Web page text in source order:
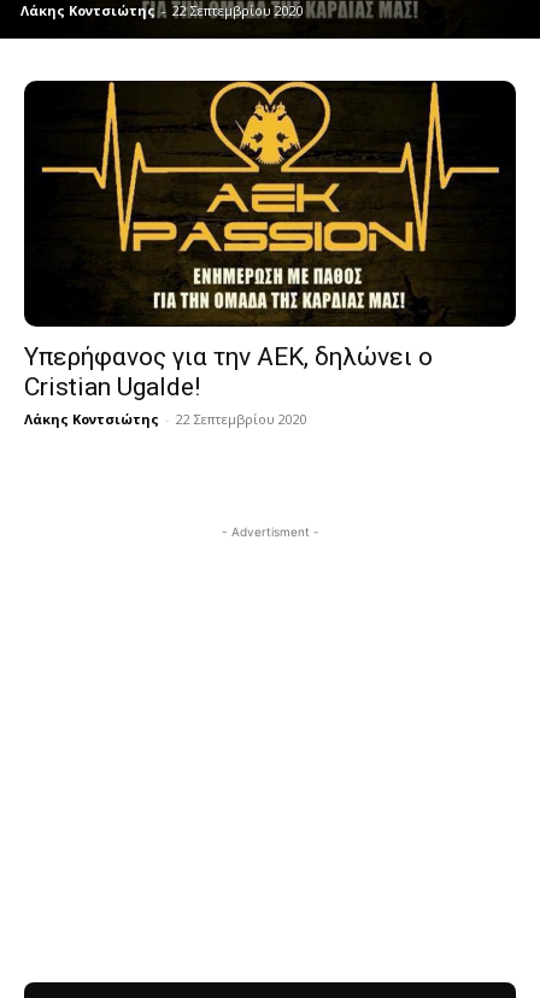
Λάκης Κοντσιώτης - 22 Σεπτεμβρίου 2020
Yπερήφανος για την ΑΕΚ, δηλώνει ο
Cristian Ugalde!
Λάκης Κοντσιώτης - 22 Σεπτεμβρίου 2020
- Advertisment -